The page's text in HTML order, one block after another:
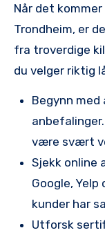
Når det‌
Trondheim, er
fra troverdige
du velger riktig
Begynn med
være svært
Sjekk ‌online
⁢Google,
kunder har
Utforsk